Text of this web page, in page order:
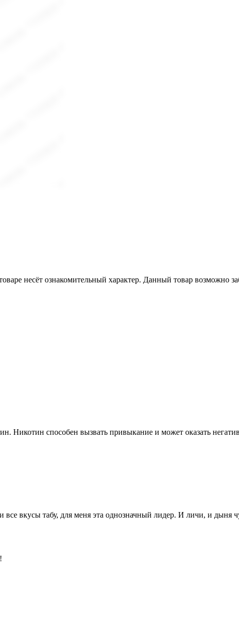
несёт ознакомительный характер. Данный товар возможно
Никотин способен вызвать привыкание и может оказать
вкусы табу, для меня эта однозначный лидер. И личи, и дыня